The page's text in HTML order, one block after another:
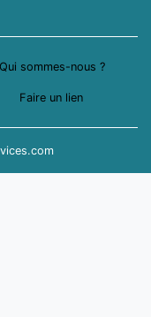
Qui sommes-nous ?
Faire un lien